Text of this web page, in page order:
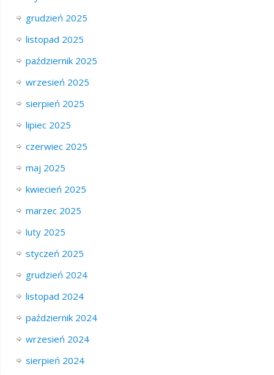
grudzień 2025
listopad 2025
październik 2025
wrzesień 2025
sierpień 2025
lipiec 2025
czerwiec 2025
maj 2025
kwiecień 2025
marzec 2025
luty 2025
styczeń 2025
grudzień 2024
listopad 2024
październik 2024
wrzesień 2024
sierpień 2024